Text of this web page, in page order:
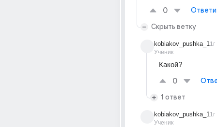
0
Скрыть ветку
kobiakov_pushka_1
Ученик
1г
Какой?
0
1 ответ
kobiakov_pushka_1
Ученик
1г